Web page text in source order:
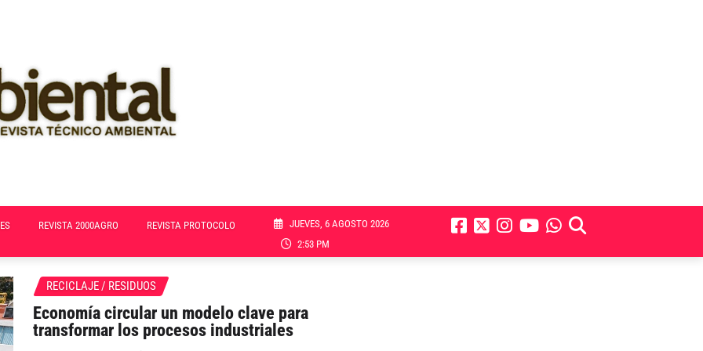
REVISTA 2000AGRO REVISTA PROTOCOLO
JUEVES, 6 AGOSTO 2026
2:53 PM
RECICLAJE / RESIDUOS
Economía circular un modelo clave para
transformar los procesos industriales